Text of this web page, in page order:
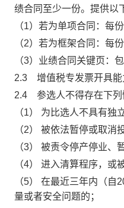
绩合同至少一份。提供以
（1）若为单项合同：每
（2）若为框架合同：每
（3）业绩合同关键页：
2.3
增值税专发票开具
2.4
参选人不得存在下列
（1） 为比选人不具有独
（2） 被依法暂停或取消
（3） 被责令停产停业、
（4） 进入清算程序，或
（5） 在最近三年内（自
量或者安全问题的；